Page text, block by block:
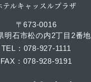
テルキャッスルプラザ
〒673-0016
明石市松の内2丁目2番地
TEL
078-927-1111
FAX
078-928-9191